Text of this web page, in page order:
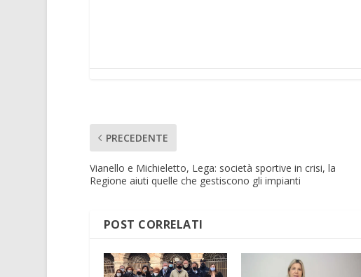
PRECEDENTE
Vianello e Michieletto, Lega: società sportive in crisi, la
Regione aiuti quelle che gestiscono gli impianti
POST CORRELATI